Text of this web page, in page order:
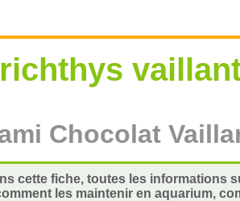
Chocolat
cette fiche, toutes les informations
les maintenir en aquarium,